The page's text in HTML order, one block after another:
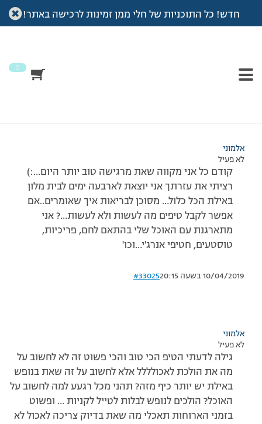
חדש! כל התוכניות של חלי ממן זמינות לרכישה באתר!
0
עמוד הבית >דיונים>פורום >ענת חביבתי אם אפשר …לקבל טיפ
מוצגות 5 תגובות – 1 עד 5 (מתוך 5 סה״כ)
אלמוני
לא פעיל
קודם כל אני מקווה שאת מרגישה טוב יותר היום…:)
רציתי את עזרתך אני יוצאת לארבעה ימים לבית מלון
באילת הכל כלול… מסוכן לבריאות איך שאומרים..אם
אפשר לקבל טיפים מה לעשות ולא לעשות…? אני
מתארגנת עם האוכל שלי בהתאם לחם, פריכיות,
טוסטעים, חטיפי אנרג'י…וכו'
10/04/2019 בשעה 20:15 #33025
אלמוני
לא פעיל
גילה לדעתי הטיפ הכי טוב והכי פשוט זה לא לחשוב על
מה את הולכת לאכולללל אלא לחשוב על זה שאת בנופש
באילת יש יותר כיף מזה? תהני מכל רגעע למה לחשוב על
האוכל? הולכים לנופש לבלות לטייל לקניות … ופשוט
בזמני הארוחות תאכלי מה שאת בדיוק צריכה לאכול לא